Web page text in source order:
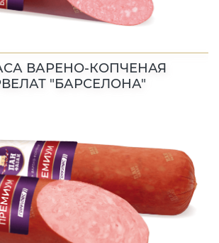
ВАРЕНО-КОПЧЕНАЯ
"БАРСЕЛОНА"